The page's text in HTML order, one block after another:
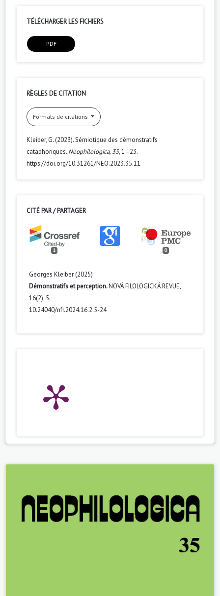
TÉLÉCHARGER LES FICHIERS
PDF
RÈGLES DE CITATION
Formats de citations
Kleiber, G. (2023). Sémiotique des démonstratifs
cataphoriques. Neophilologica, 35, 1–23.
https://doi.org/10.31261/NEO.2023.35.11
CITÉ PAR / PARTAGER
1 0
Georges Kleiber (2025)
Démonstratifs et perception.NOVÁ FILOLOGICKÁ REVUE,
16(2), 5.
10.24040/nfr.2024.16.2.5-24